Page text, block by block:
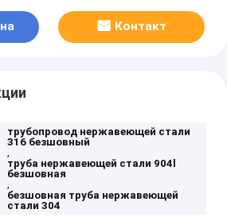
Контакт
трубопровод нержавеющей стали
316 безшовный
,
труба нержавеющей стали 904l
безшовная
,
безшовная труба нержавеющей
стали 304